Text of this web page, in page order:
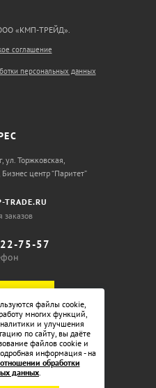
«КМП-ТРЕЙД».
соглашение
персональных данных
ул. Торжковская,
центр “Паритет”
заказов
75-57
файлы cookie,
многих функций,
и улучшения
по сайту, вы даёте
файлов cookie и
информация - на
обработки
данных.